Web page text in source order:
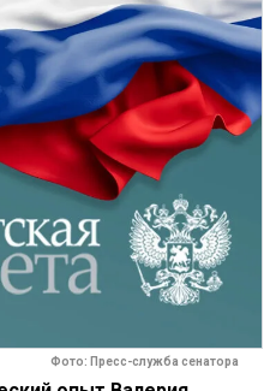
Фото: Пресс-служба сенатора